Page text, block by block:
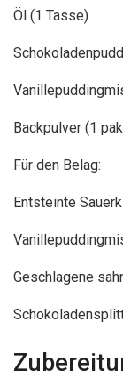
Öl (1 Tasse)
Backpulver (1
Für den Belag:
Entsteinte
Geschlagene